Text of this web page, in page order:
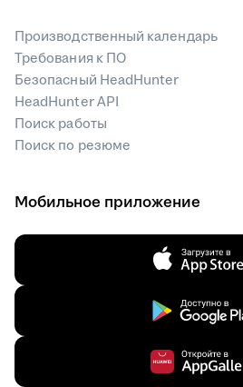
Производственный календарь
Требования к ПО
Безопасный HeadHunter
HeadHunter API
Поиск работы
Поиск по резюме
Мобильное приложение